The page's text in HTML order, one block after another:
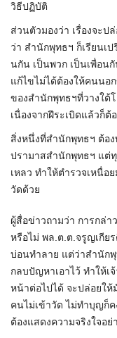
วิธีปฏิบัติ
ส่วนตัวมองว่า เรื่องจะป
ว่า สำนักพุทธฯ ก็เรียนเ
นกัน เป็นพวก เป็นเพื่อน
แก้ไขไม่ได้ต้องให้คนน
ของสำนักพุทธฯที่วางใต้
เนื่องจากฝีระเบิดแล้วก็
สิ่งหนึ่งที่สำนักพุทธฯ ต้อ
ปรามาสสำนักพุทธฯ แต่
เหลว ทำให้ตำรวจเหนื่
วัดด้วย
ผู้สื่อข่าวถามว่า การกล่
หรือไม่ พล.ต.ต.จรูญเกีย
บ่อนทำลาย แต่ว่าสำนัก
กลบปัญหาเอาไว้ ทำให้เ
หน้าต่อไปได้ จะปล่อยใ
คนไม่เข้าวัด ไม่ทำบุญก็
ต้องแสดงความจริงใจอ